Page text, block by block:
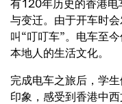
有120年历史的香港电
与变迁。由于开车时
叫“叮叮车”。电车至
本地人的生活文化。
完成电车之旅后，学
印象，感受到香港中西